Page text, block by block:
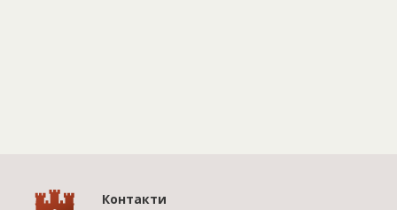
Контакти